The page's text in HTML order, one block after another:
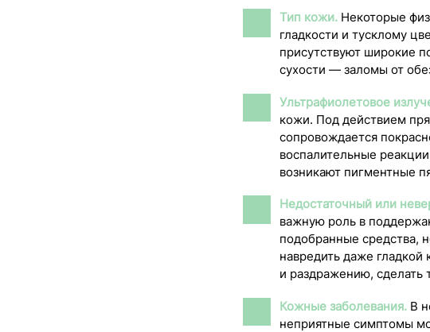
Тип кожи. Некоторые
гладкости и тусклому
присутствуют широкие
сухости — заломы от
Ультрафиолетовое
кожи. Под действием
сопровождается
воспалительные
возникают пигментные
Недостаточный или
важную роль в
подобранные средства,
навредить даже
и раздражению,
Кожные заболевания. В
неприятные симптомы